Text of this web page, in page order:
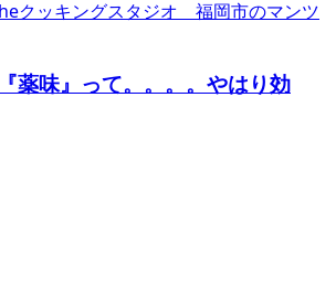
薬味』って。。。。やはり効